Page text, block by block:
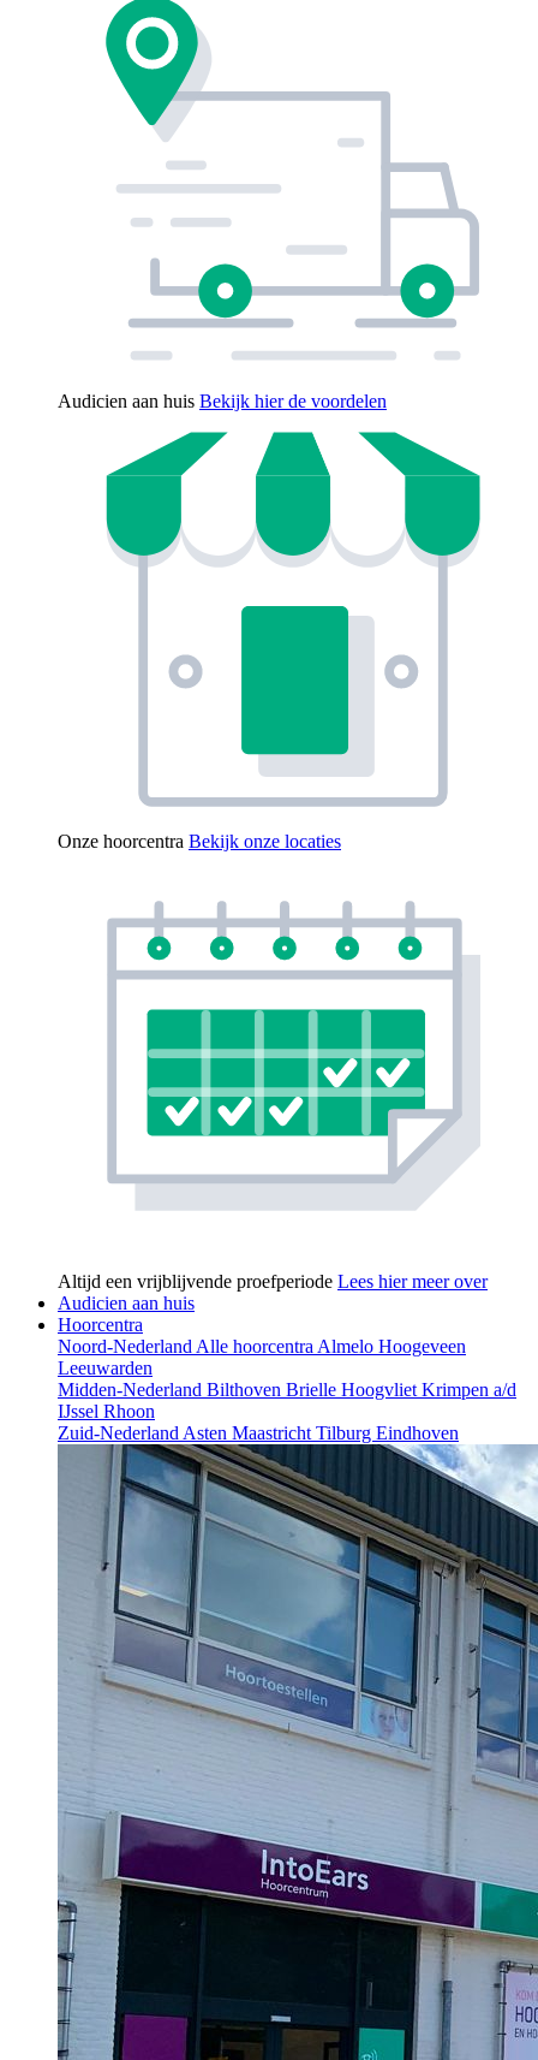
Audicien aan huis Bekijk hier de voordelen
Onze hoorcentra Bekijk onze locaties
Altijd een vrijblijvende proefperiode Lees hier meer over
Audicien aan huis
Hoorcentra
Noord-NederlandAlle hoorcentraAlmelo Hoogeveen
Leeuwarden
Midden-Nederland Bilthoven Brielle HoogvlietKrimpen a/d
IJssel Rhoon
Zuid-NederlandAsten MaastrichtTilburg Eindhoven